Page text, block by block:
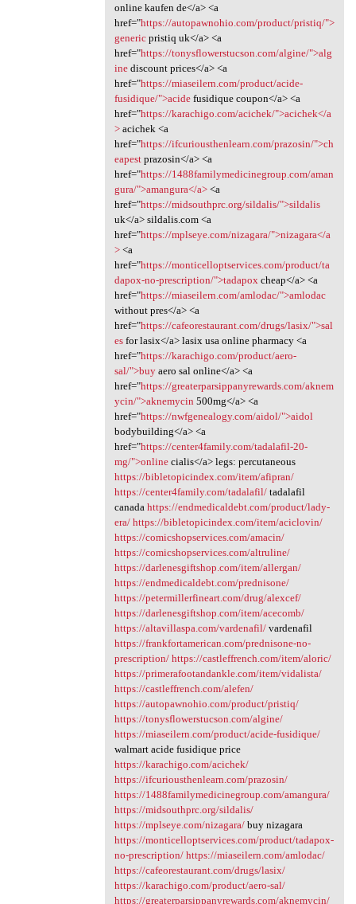
online kaufen de</a> <a
href="https://autopawnohio.com/product/pristiq/">
genericpristiq uk</a> <a
href="https://tonysflowerstucson.com/algine/">alg
inediscount prices</a> <a
href="https://miaseilern.com/product/acide-
fusidique/">acidefusidique coupon</a> <a
href="https://karachigo.com/acichek/">acichek</a
>acichek <a
href="https://ifcuriousthenlearn.com/prazosin/">ch
eapestprazosin</a> <a
href="https://1488familymedicinegroup.com/aman
gura/">amangura</a><a
href="https://midsouthprc.org/sildalis/">sildalis
uk</a> sildalis.com <a
href="https://mplseye.com/nizagara/">nizagara</a
><a
href="https://monticelloptservices.com/product/ta
dapox-no-prescription/">tadapoxcheap</a> <a
href="https://miaseilern.com/amlodac/">amlodac
without pres</a> <a
href="https://cafeorestaurant.com/drugs/lasix/">sal
esfor lasix</a> lasix usa online pharmacy <a
href="https://karachigo.com/product/aero-
sal/">buyaero sal online</a> <a
href="https://greaterparsippanyrewards.com/aknem
ycin/">aknemycin 500mg</a> <a
href="https://nwfgenealogy.com/aidol/">aidol
bodybuilding</a> <a
href="https://center4family.com/tadalafil-20-
mg/">onlinecialis</a> legs: percutaneous
https://bibletopicindex.com/item/afipran/
https://center4family.com/tadalafil/tadalafil
canada https://endmedicaldebt.com/product/lady-
era/ https://bibletopicindex.com/item/aciclovin/
https://comicshopservices.com/amacin/
https://comicshopservices.com/altruline/
https://darlenesgiftshop.com/item/allergan/
https://endmedicaldebt.com/prednisone/
https://petermillerfineart.com/drug/alexcef/
https://darlenesgiftshop.com/item/acecomb/
https://altavillaspa.com/vardenafil/vardenafil
https://frankfortamerican.com/prednisone-no-
prescription/ https://castleffrench.com/item/aloric/
https://primerafootandankle.com/item/vidalista/
https://castleffrench.com/alefen/
https://autopawnohio.com/product/pristiq/
https://tonysflowerstucson.com/algine/
https://miaseilern.com/product/acide-fusidique/
walmart acide fusidique price
https://karachigo.com/acichek/
https://ifcuriousthenlearn.com/prazosin/
https://1488familymedicinegroup.com/amangura/
https://midsouthprc.org/sildalis/
https://mplseye.com/nizagara/buy nizagara
https://monticelloptservices.com/product/tadapox-
no-prescription/ https://miaseilern.com/amlodac/
https://cafeorestaurant.com/drugs/lasix/
https://karachigo.com/product/aero-sal/
https://greaterparsippanyrewards.com/aknemycin/